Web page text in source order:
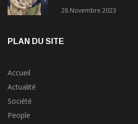
28 Novembre 2023
PLAN DU SITE
Accueil
Actualité
Société
People